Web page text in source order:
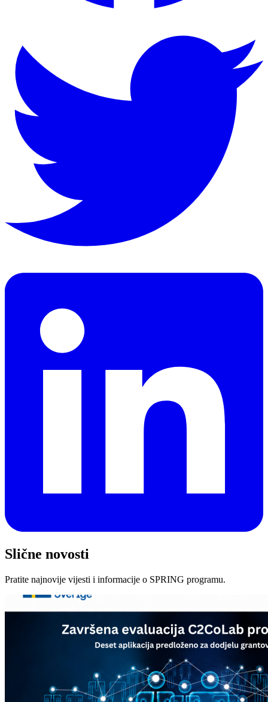
Slične novosti
Pratite najnovije vijesti i informacije o SPRING programu.